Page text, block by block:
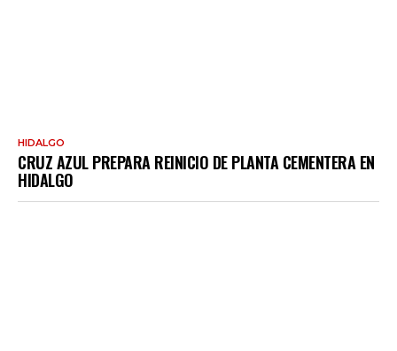
HIDALGO
CRUZ AZUL PREPARA REINICIO DE PLANTA CEMENTERA EN
HIDALGO